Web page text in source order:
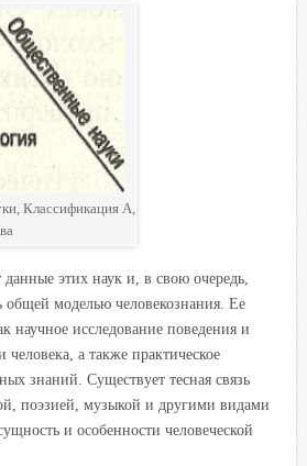
Классификация А,
этих наук и, в свою очередь,
общей моделью человекознания. Ее
научное исследование поведения и
человека, а также практическое
знаний. Существует тесная связь
поэзией, музыкой и другими видами
и особенности человеческой